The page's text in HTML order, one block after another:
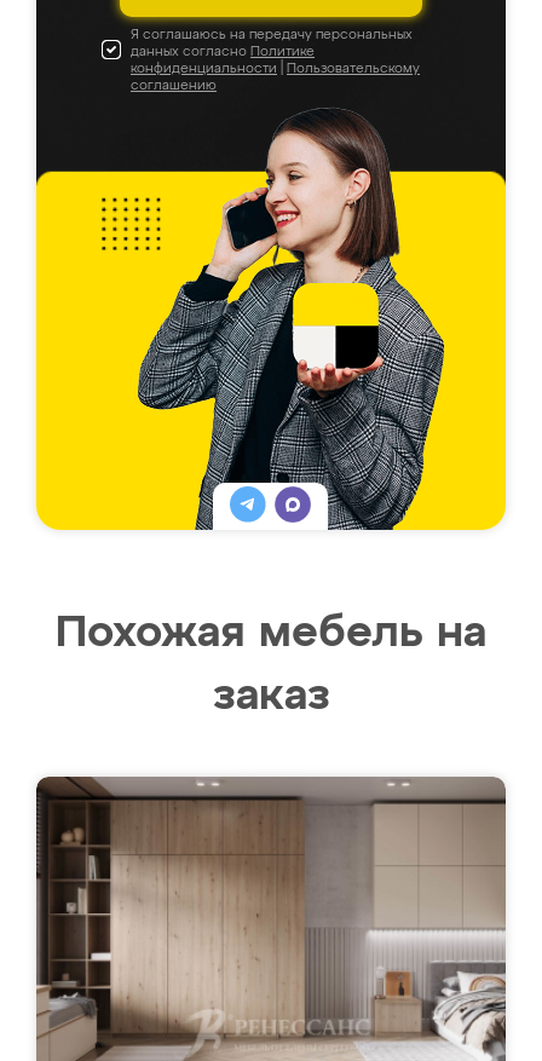
Я соглашаюсь на передачу персональных
данных согласно Политике
конфиденциальности
Пользовательскому
соглашению
Похожая мебель на
заказ